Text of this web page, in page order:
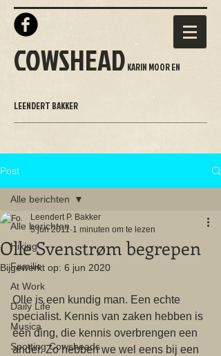
COWSHEAD KARIN MOOR EN
LEENDERT BAKKER
Post
Alle berichten
Hiking
Familie
At Work
Daily Life
Musica
Spotting Cowsheads
Alle berichten
Olle Svenstrøm begrepen
Leendert P. Bakker
5 jun 2011 1 minuten om te lezen
Bijgewerkt op: 6 jun 2020
Olle is een kundig man. Een echte
specialist. Kennis van zaken hebben is
één ding, die kennis overbrengen een
ander. Zo hebben we wel eens bij een